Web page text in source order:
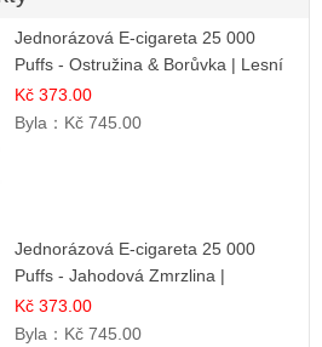
Jednorázová E-cigareta 25 000
Puffs - Ostružina & Borůvka | Lesní
ovocná směs
Kč 373.00
Byla： Kč 745.00
Jednorázová E-cigareta 25 000
Puffs - Jahodová Zmrzlina |
Krémová sladká příchuť
Kč 373.00
Byla： Kč 745.00